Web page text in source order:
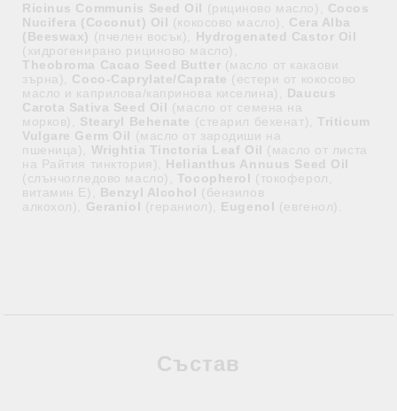
Ricinus Communis Seed Oil (рициново масло), Cocos
Nucifera (Coconut) Oil (кокосово масло), Cera Alba
(Beeswax) (пчелен восък), Hydrogenated Castor Oil
(хидрогенирано рициново масло),
Theobroma Cacao Seed Butter (масло от какаови
зърна), Coco-Caprylate/Caprate (естери от кокосово
масло и каприлова/капринова киселина), Daucus
Carota Sativa Seed Oil (масло от семена на
морков), Stearyl Behenate (стеарил бехенат), Triticum
Vulgare Germ Oil (масло от зародиши на
пшеница), Wrightia Tinctoria Leaf Oil (масло от листа
на Райтия тинктория), Helianthus Annuus Seed Oil
(слънчогледово масло), Tocopherol (токоферол,
витамин Е), Benzyl Alcohol (бензилов
алкохол), Geraniol (гераниол), Eugenol (евгенол).
Състав